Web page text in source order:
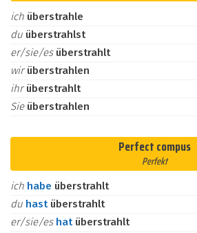
ich überstrahle
du überstrahlst
er/sie/es überstrahlt
wirüberstrahlen
ihrüberstrahlt
Sie überstrahlen
Perfect compus
Perfekt
ich habe überstrahlt
du hast überstrahlt
er/sie/es hat überstrahlt